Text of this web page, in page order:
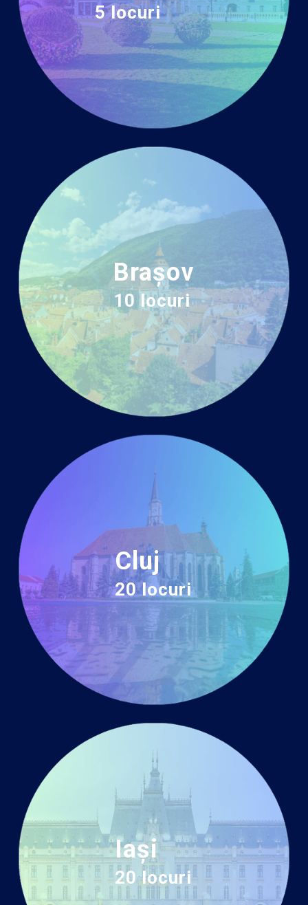
5 locuri
Brașov
10 locuri
Cluj
20 locuri
Iași
20 locuri